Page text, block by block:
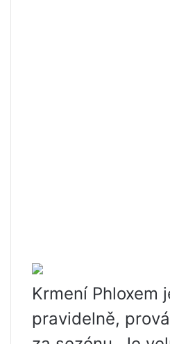
Krmení Phloxem
pravidelně,